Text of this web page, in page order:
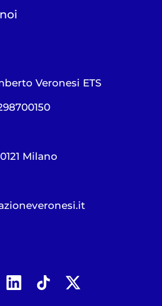
Veronesi ETS
Milano